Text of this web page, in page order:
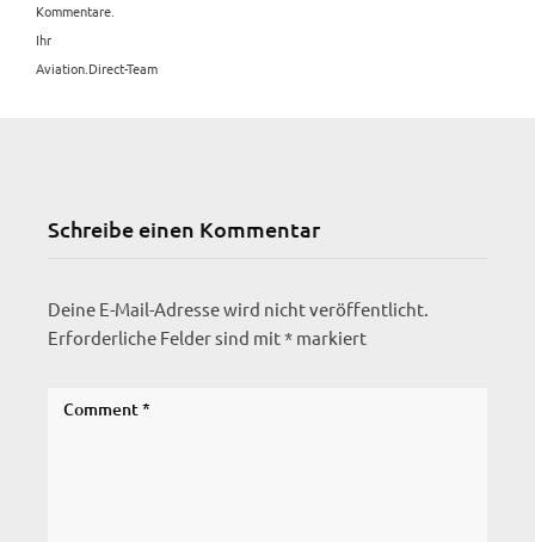
Kommentare.
Ihr
Aviation.Direct-Team
Schreibe einen Kommentar
Deine E-Mail-Adresse wird nicht veröffentlicht.
Erforderliche Felder sind mit* markiert